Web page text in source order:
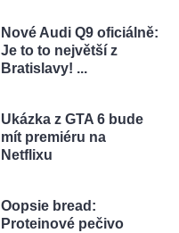
Nové Audi Q9 oficiálně:
Je to to největší z
Bratislavy! ...
Ukázka z GTA 6 bude
mít premiéru na
Netflixu
Oopsie bread:
Proteinové pečivo